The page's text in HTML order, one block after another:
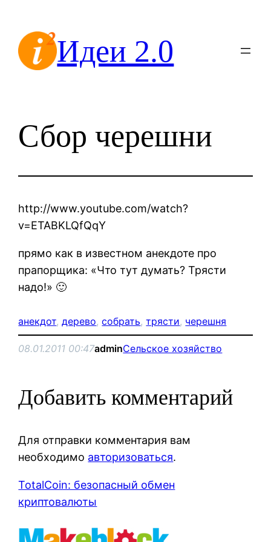
содержимомуИдеи 2.0
Сбор черешни
http://www.youtube.com/watch?
v=ETABKLQfQqY
прямо как в известном анекдоте про
прапорщика: «Что тут думать? Трясти
надо!» 🙂
анекдот, дерево, собрать, трясти, черешня
08.01.2011 00:47adminСельское хозяйство
Добавить комментарий
Для отправки комментария вам
необходимо авторизоваться.
TotalCoin: безопасный обмен
криптовалюты